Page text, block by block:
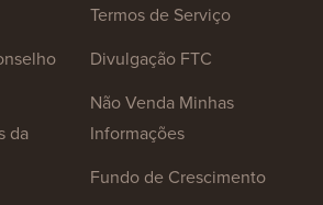
da
Termos de Serviço
Divulgação FTC
Não Venda Minhas
Informações
Fundo de Crescimento